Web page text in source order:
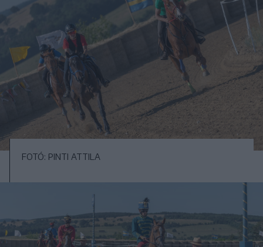
FOTÓ: PINTI ATTILA